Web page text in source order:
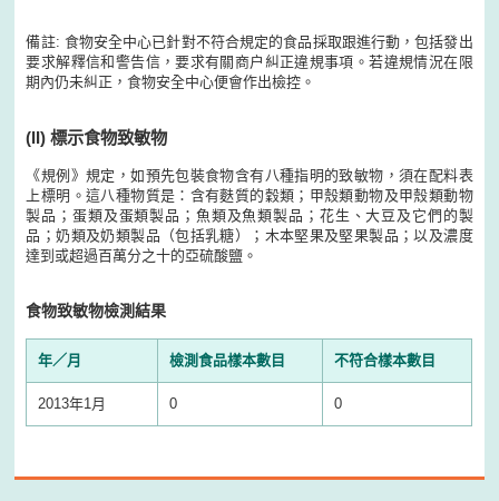
備註: 食物安全中心已針對不符合規定的食品採取跟進行動，包括發出
要求解釋信和警告信，要求有關商户糾正違規事項。若違規情況在限
期內仍未糾正，食物安全中心便會作出檢控。
(II)標示食物致敏物
《規例》規定，如預先包裝食物含有八種指明的致敏物，須在配料表
上標明。這八種物質是：含有麩質的穀類；甲殼類動物及甲殼類動物
製品；蛋類及蛋類製品；魚類及魚類製品；花生、大豆及它們的製
品；奶類及奶類製品（包括乳糖）；木本堅果及堅果製品；以及濃度
達到或超過百萬分之十的亞硫酸鹽。
食物致敏物檢測結果
年／月 檢測食品樣本數目 不符合樣本數目
2013年1月 0 0